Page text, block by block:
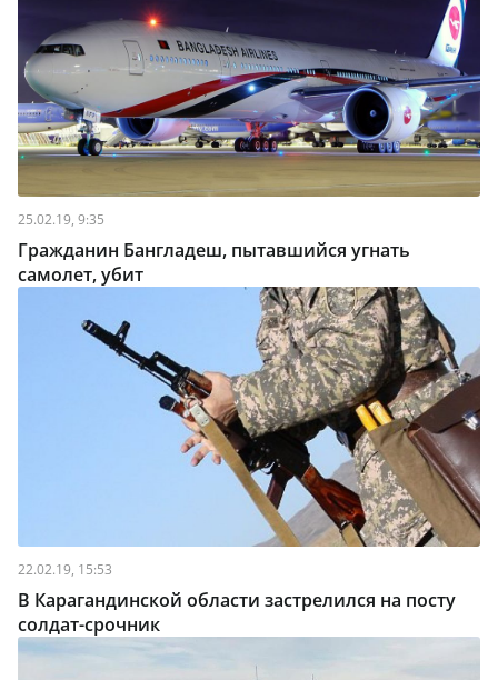
25.02.19, 9:35
Гражданин Бангладеш, пытавшийся угнать
самолет, убит
22.02.19, 15:53
В Карагандинской области застрелился на посту
солдат-срочник